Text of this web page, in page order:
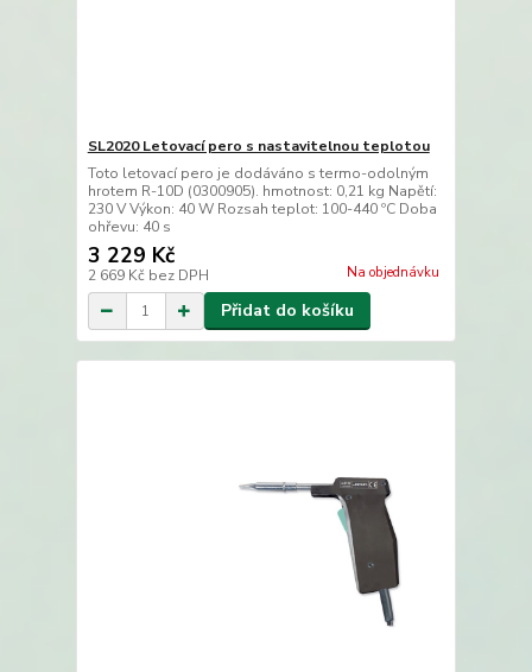
SL2020 Letovací pero s nastavitelnou teplotou
Toto letovací pero je dodáváno s termo-odolným
hrotem R-10D (0300905). hmotnost: 0,21 kg Napětí:
230 V Výkon: 40 W Rozsah teplot: 100-440 ºC Doba
ohřevu: 40 s
3 229 Kč
2 669 Kč bez DPH Na objednávku
Přidat do košíku